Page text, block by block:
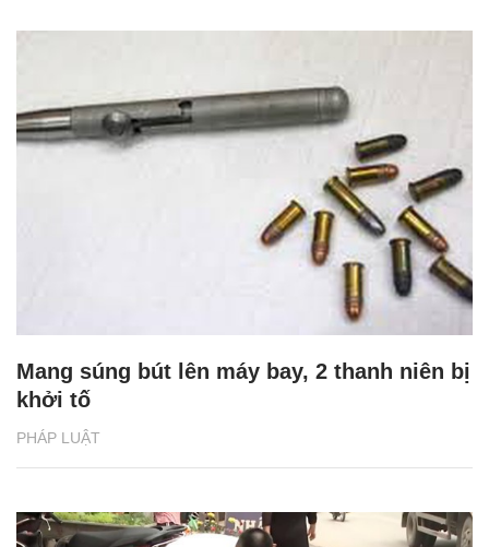
PHÁP LUẬT
Mang súng bút lên máy bay, 2 thanh niên bị
khởi tố